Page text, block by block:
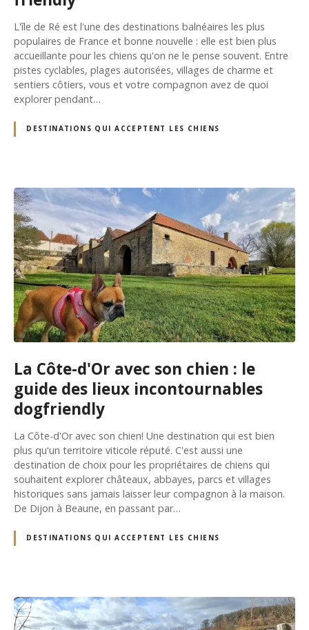
L'île de Ré est l'une des destinations balnéaires les plus
populaires de France et bonne nouvelle : elle est bien plus
accueillante pour les chiens qu'on ne le pense souvent. Entre
pistes cyclables, plages autorisées, villages de charme et
sentiers côtiers, vous et votre compagnon avez de quoi
explorer pendant…
DESTINATIONS QUI ACCEPTENT LES CHIENS
La Côte-d'Or avec son chien : le
guide des lieux incontournables
dogfriendly
La Côte-d'Or avec son chien! Une destination qui est bien
plus qu'un territoire viticole réputé. C'est aussi une
destination de choix pour les propriétaires de chiens qui
souhaitent explorer châteaux, abbayes, parcs et villages
historiques sans jamais laisser leur compagnon à la maison.
De Dijon à Beaune, en passant par…
DESTINATIONS QUI ACCEPTENT LES CHIENS